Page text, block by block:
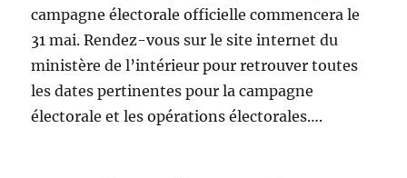
campagne électorale officielle commencera le
31 mai. Rendez-vous sur le site internet du
ministère de l’intérieur pour retrouver toutes
les dates pertinentes pour la campagne
électorale et les opérations électorales….